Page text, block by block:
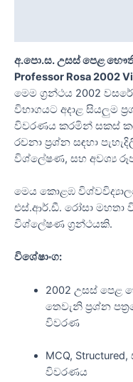
අ.පො.ස. උසස් පෙළ
Professor Rosa 2002
මෙම ග්‍රන්ථය 2002
විභාගයට අදාළ සියලුම
විවරණය කරමින් සකස්
රචනා ප්‍රශ්න සඳහා
විශ්ලේෂණ, සහ අවශ්‍ය
මෙය කොළඹ
එස්.ආර්.ඩී. රෝසා මහතා
විශ්ලේෂණ ග්‍රන්ථයකි.
විශේෂාංග:
2002 උසස් පෙළ
තෙවැනි ප්‍රශ්න
විවරණ
MCQ,
විවරණය